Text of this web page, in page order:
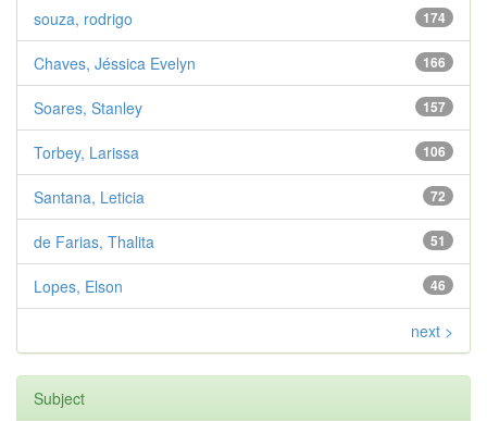
174
souza, rodrigo
166
Chaves, Jéssica Evelyn
157
Soares, Stanley
106
Torbey, Larissa
72
Santana, Leticia
51
de Farias, Thalita
46
Lopes, Elson
next >
Subject